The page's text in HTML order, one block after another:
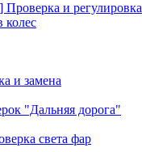
Проверка и регулировка
колес
и замена
"Дальняя дорога"
света фар